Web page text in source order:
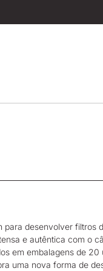
para desenvolver filtros
e autêntica com o
em embalagens de 20
uma nova forma de